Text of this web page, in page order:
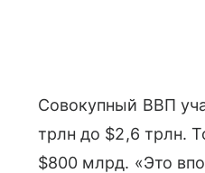
Совокупный ВВП
трлн до $2,6 трлн.
$800 млрд. «Это